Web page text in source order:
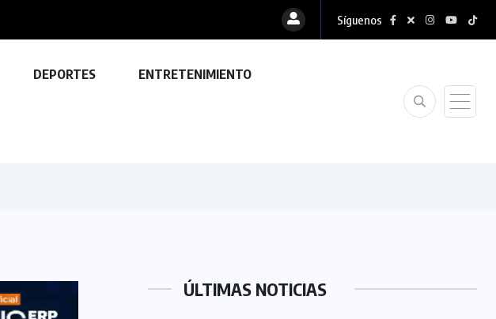
Síguenos
DEPORTES ENTRETENIMIENTO
ÚLTIMAS NOTICIAS